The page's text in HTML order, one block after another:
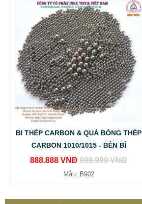
BI THÉP CARBON & QUẢ BÓNG THÉP
CARBON 1010/1015 - BỀN BỈ
888.888 VNĐ 999.999 VNĐ
Mẫu: B902